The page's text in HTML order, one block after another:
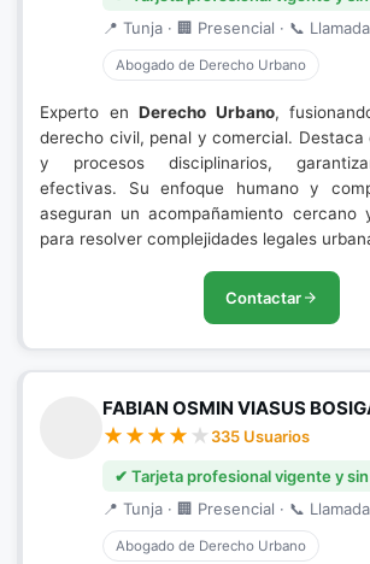
📍 Tunja · 🏢 Presencial · 📞
Abogado de Derecho Urbano
Experto en Derecho Urbano,
derecho civil, penal y comercial. Destaca
y procesos disciplinarios,
efectivas. Su enfoque humano y
aseguran un acompañamiento cercano
para resolver complejidades legales
Contactar
FABIAN OSMIN VIASUS
335 Usuarios
✔ Tarjeta profesional vigente y
📍 Tunja · 🏢 Presencial · 📞
Abogado de Derecho Urbano